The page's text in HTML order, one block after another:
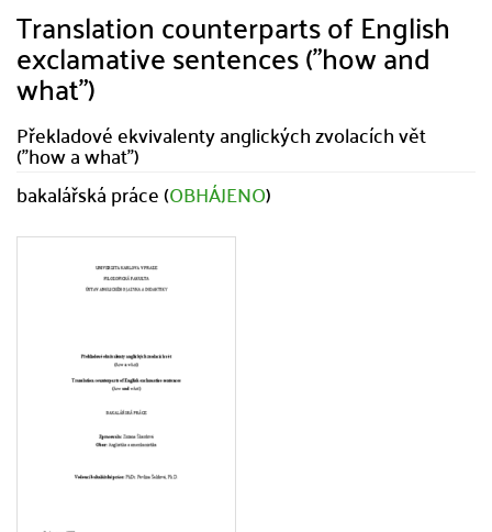
Translation counterparts of English
exclamative sentences ("how and
what")
Překladové ekvivalenty anglických zvolacích vět
("how a what")
bakalářská práce (OBHÁJENO)